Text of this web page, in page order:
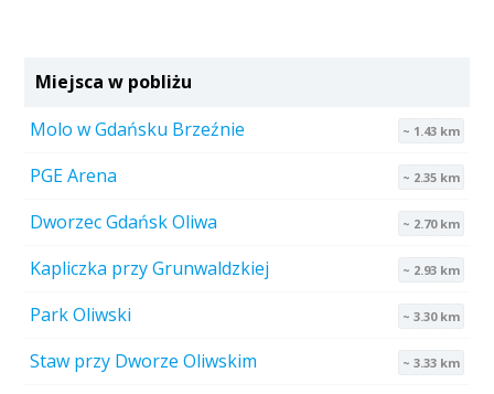
Miejsca w pobliżu
Molo w Gdańsku Brzeźnie
~ 1.43 km
PGE Arena ~ 2.35 km
Dworzec Gdańsk Oliwa ~ 2.70 km
Kapliczka przy Grunwaldzkiej ~ 2.93 km
Park Oliwski ~ 3.30 km
Staw przy Dworze Oliwskim ~ 3.33 km